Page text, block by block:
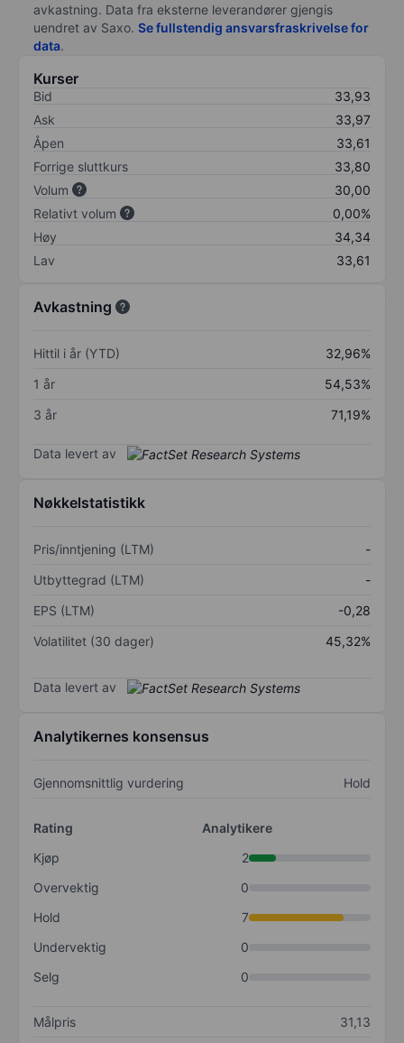
avkastning. Data fra eksterne leverandører gjengis
uendret av Saxo. Se fullstendig ansvarsfraskrivelse for
data.
Kurser
Bid
33,93
Ask
33,97
Åpen
33,61
Forrige sluttkurs
33,80
Volum
30,00
Relativt volum
0,00%
Høy
34,34
Lav
33,61
Avkastning
Hittil i år (YTD)
32,96%
1 år
54,53%
3 år
71,19%
Data levert av
Nøkkelstatistikk
Pris/inntjening (LTM)
-
Utbyttegrad (LTM)
-
EPS (LTM)
-0,28
Volatilitet (30 dager)
45,32%
Data levert av
Analytikernes konsensus
Gjennomsnittlig vurdering Hold
Rating
Analytikere
Kjøp
2
Overvektig
0
Hold
7
Undervektig
0
Selg
0
Målpris
31,13